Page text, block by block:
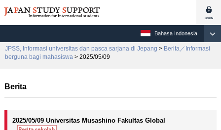
Bahasa Indonesia
JPSS, Informasi universitas dan pasca sarjana di Jepang > Berita／Informasi
berguna bagi mahasiswa > 2025/05/09
Berita
2025/05/09 Universitas Musashino Fakultas Global